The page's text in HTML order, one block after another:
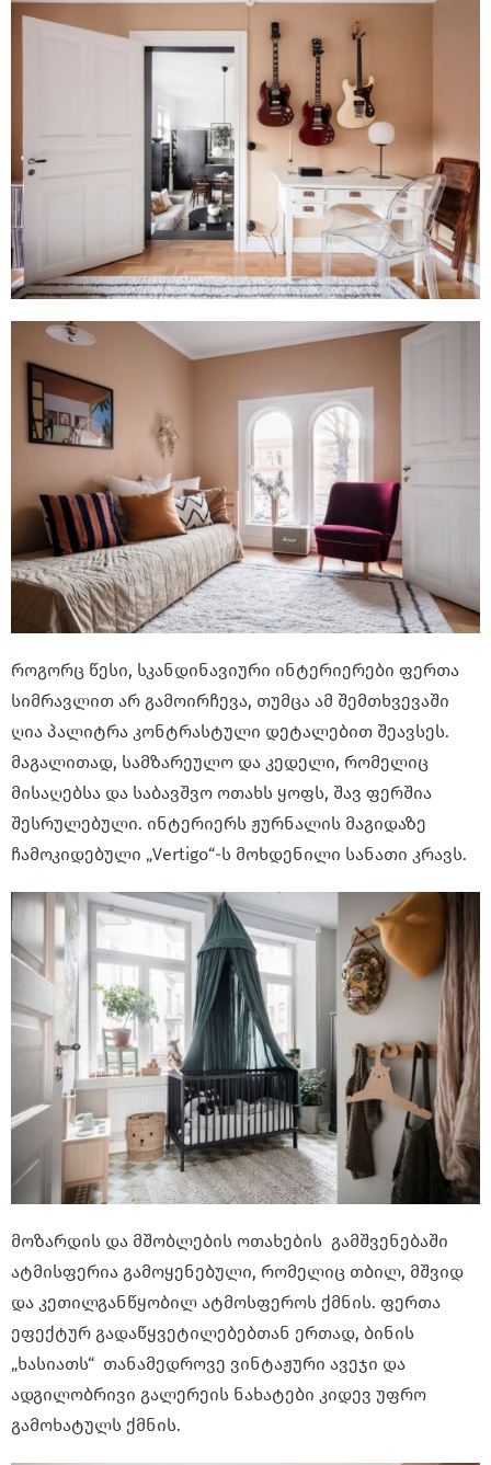
როგორც წესი, სკანდინავიური ინტერიერები ფერთა
სიმრავლით არ გამოირჩევა, თუმცა ამ შემთხვევაში
ღია პალიტრა კონტრასტული დეტალებით შეავსეს.
მაგალითად, სამზარეულო და კედელი, რომელიც
მისაღებსა და საბავშვო ოთახს ყოფს, შავ ფერშია
შესრულებული. ინტერიერს ჟურნალის მაგიდაზე
ჩამოკიდებული „Vertigo“-ს მოხდენილი სანათი კრავს.
მოზარდის და მშობლების ოთახების გამშვენებაში
ატმისფერია გამოყენებული, რომელიც თბილ, მშვიდ
და კეთილგანწყობილ ატმოსფეროს ქმნის. ფერთა
ეფექტურ გადაწყვეტილებებთან ერთად, ბინის
„ხასიათს“ თანამედროვე ვინტაჟური ავეჯი და
ადგილობრივი გალერეის ნახატები კიდევ უფრო
გამოხატულს ქმნის.